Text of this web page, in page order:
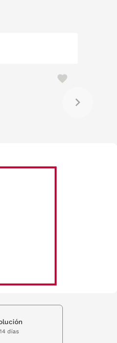
días